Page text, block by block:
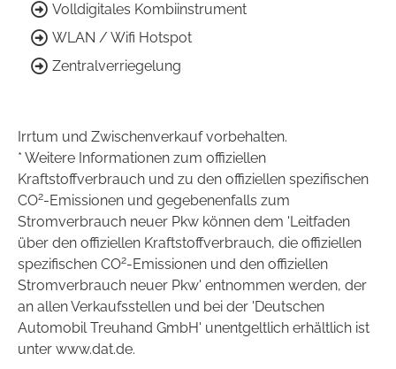
Volldigitales Kombiinstrument
WLAN / Wifi Hotspot
Zentralverriegelung
Irrtum und Zwischenverkauf vorbehalten.
* Weitere Informationen zum offiziellen
Kraftstoffverbrauch und zu den offiziellen spezifischen
CO2-Emissionen und gegebenenfalls zum
Stromverbrauch neuer Pkw können dem 'Leitfaden
über den offiziellen Kraftstoffverbrauch, die offiziellen
spezifischen CO2-Emissionen und den offiziellen
Stromverbrauch neuer Pkw' entnommen werden, der
an allen Verkaufsstellen und bei der 'Deutschen
Automobil Treuhand GmbH' unentgeltlich erhältlich ist
unter www.dat.de.